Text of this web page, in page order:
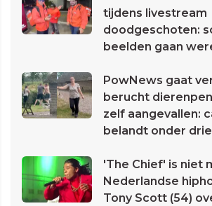
tijdens livestream
doodgeschoten:
beelden gaan
PowNews gaat
berucht
zelf aangevallen:
belandt onder
'The Chief' is niet
Nederlandse
Tony Scott (54)